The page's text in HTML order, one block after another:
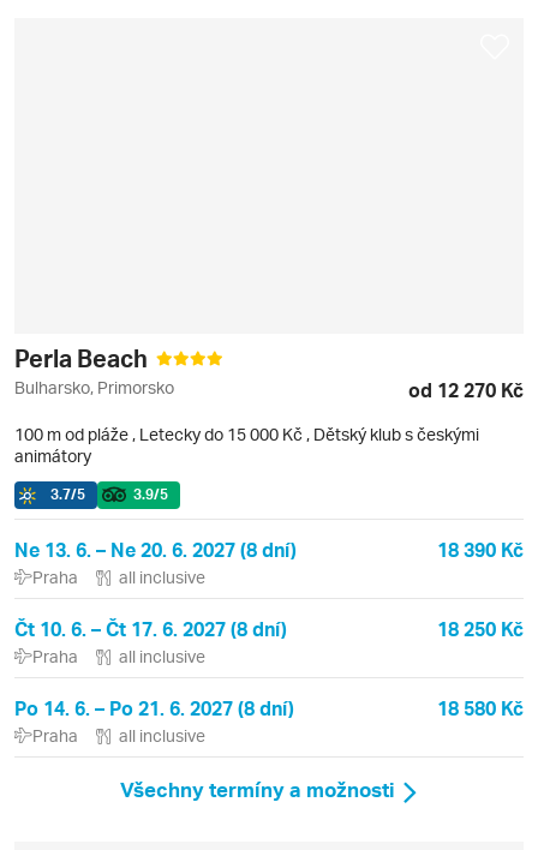
Perla Beach
Bulharsko, Primorsko od 12 270 Kč
100 m od pláže , Letecky do 15 000 Kč , Dětský klub s českými
animátory
3.7/5 3.9/5
Ne 13. 6. – Ne 20. 6. 2027 (8 dní) 18 390 Kč
Praha all inclusive
Čt 10. 6. – Čt 17. 6. 2027 (8 dní) 18 250 Kč
Praha all inclusive
Po 14. 6. – Po 21. 6. 2027 (8 dní) 18 580 Kč
Praha all inclusive
Všechny termíny a možnosti